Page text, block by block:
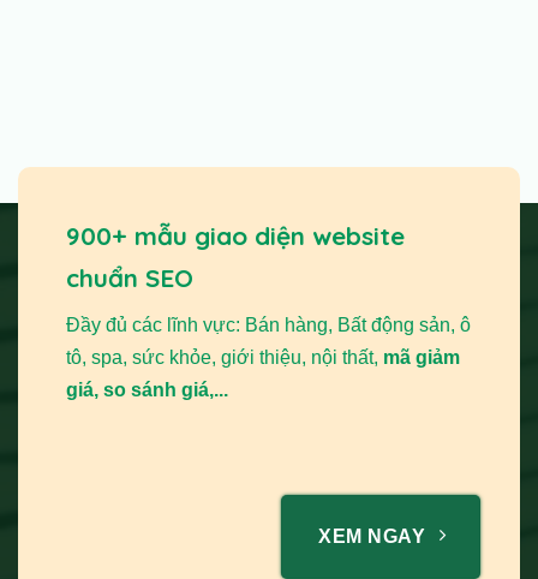
900+ mẫu giao diện website
chuẩn SEO
Đầy đủ các lĩnh vực: Bán hàng, Bất động sản, ô
tô, spa, sức khỏe, giới thiệu, nội thất, mã giảm
giá, so sánh giá,...
XEM NGAY